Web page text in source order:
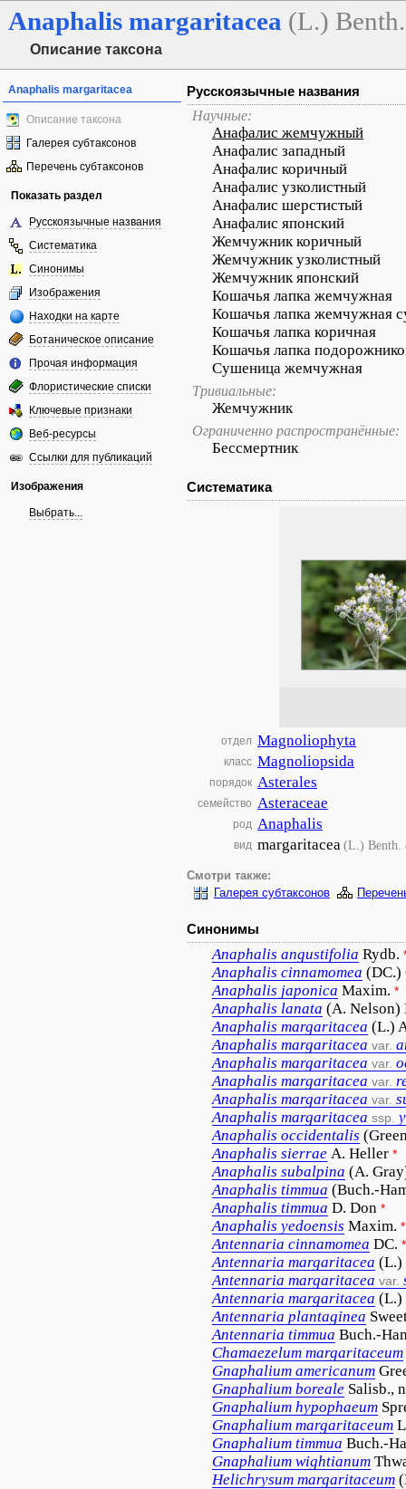
Anaphalis margaritacea (L.)
Описание таксона
Anaphalis margaritacea
Описание таксона
Галерея субтаксонов
Перечень субтаксонов
Показать раздел
Русскоязычные названия
Систематика
Синонимы
Изображения
Находки на карте
Ботаническое описание
Прочая информация
Флористические списки
Ключевые признаки
Веб-ресурсы
Ссылки для публикаций
Изображения
Выбрать...
Русскоязычные названия
Научные:
Анафалис жемчужный
Анафалис западный
Анафалис коричный
Анафалис узколистный
Анафалис шерстистый
Анафалис японский
Жемчужник коричный
Жемчужник узколистный
Жемчужник японский
Кошачья лапка жемчужная
Кошачья лапка жемчужная
Кошачья лапка коричная
Кошачья лапка
Сушеница жемчужная
Тривиальные:
Жемчужник
Ограниченно распространённые:
Бессмертник
Систематика
отдел Magnoliophyta
класс Magnoliopsida
порядок Asterales
семейство Asteraceae
род Anaphalis
вид margaritacea(L.)
Смотри также:
Галерея субтаксонов
Синонимы
Anaphalis angustifolia Rydb.
Anaphalis cinnamomea (DC.)
Anaphalis japonica Maxim. *
Anaphalis lanata (A. Nelson)
Anaphalis margaritacea (L.)
Anaphalis margaritacea var.
Anaphalis margaritacea var.
Anaphalis margaritacea var.
Anaphalis margaritacea var.
Anaphalis margaritacea ssp.
Anaphalis occidentalis
Anaphalis sierrae A. Heller *
Anaphalis subalpina (A.
Anaphalis timmua (Buch.-
Anaphalis timmua D. Don *
Anaphalis yedoensis Maxim. *
Antennaria cinnamomea DC. *
Antennaria margaritacea (L.)
Antennaria margaritacea var.
Antennaria margaritacea (L.)
Antennaria plantaginea
Antennaria timmua Buch.-
Chamaezelum margaritaceum
Gnaphalium americanum
Gnaphalium boreale Salisb.,
Gnaphalium hypophaeum
Gnaphalium margaritaceum
Gnaphalium timmua Buch.-
Gnaphalium wightianum
Helichrysum margaritaceum